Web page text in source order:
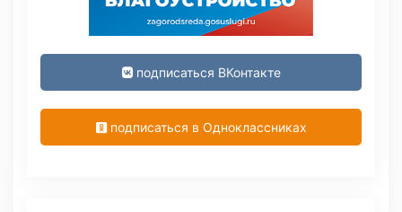
подписаться ВКонтакте
подписаться в Одноклассниках